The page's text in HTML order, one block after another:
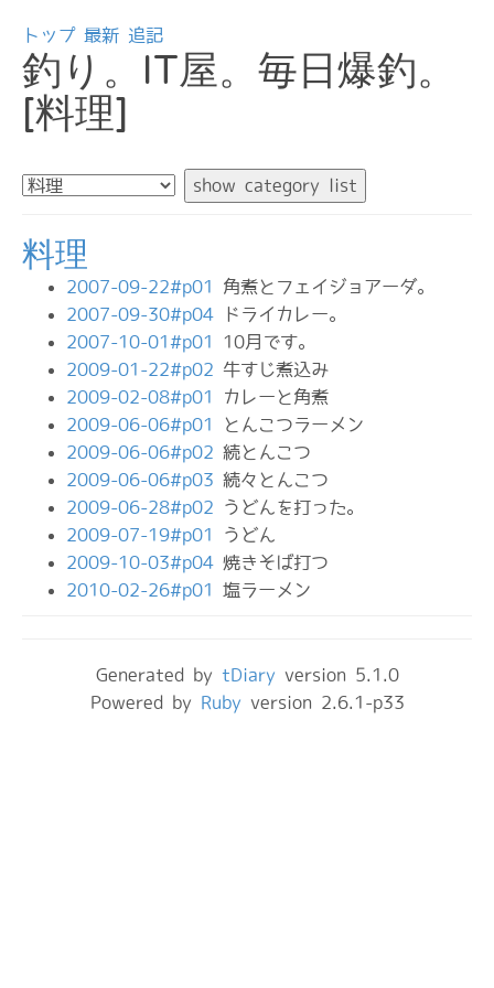
トップ 最新 追記
釣り。IT屋。毎日爆釣。
[料理]
料理
2007-09-22#p01 角煮とフェイジョアーダ。
2007-09-30#p04
ドライカレー。
2007-10-01#p01 10月です。
2009-01-22#p02 牛すじ煮込み
2009-02-08#p01
カレーと角煮
2009-06-06#p01
とんこつラーメン
2009-06-06#p02 続とんこつ
2009-06-06#p03 続々とんこつ
2009-06-28#p02
うどんを打った。
2009-07-19#p01
うどん
2009-10-03#p04 焼きそば打つ
2010-02-26#p01 塩ラーメン
Generated by tDiary version 5.1.0
Powered by Ruby version 2.6.1-p33